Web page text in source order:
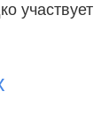
участвует